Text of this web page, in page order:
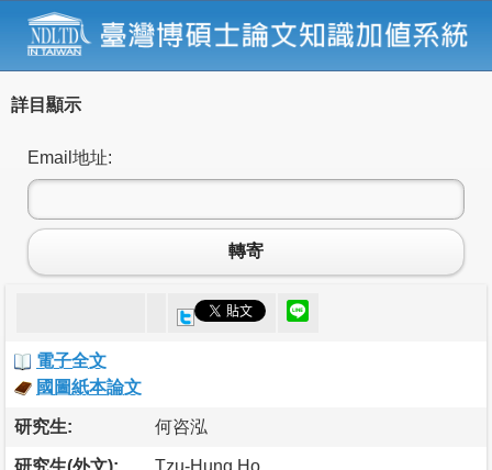
詳目顯示
Email地址:
轉寄
電子全文
國圖紙本論文
研究生: 何咨泓
研究生(外文): Tzu-Hung Ho